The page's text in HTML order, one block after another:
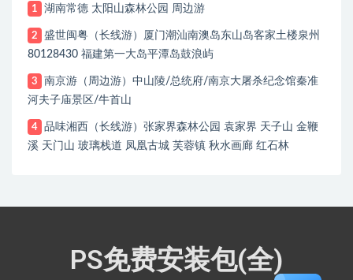
1 湖南常德 太阳山森林公园 周边游
2
盛世闽粤（长线游）厦门潮汕南澳岛东山岛客家土楼泉州
80128430 福建第一大岛平潭岛鼓浪屿
3
南京游（周边游）中山陵/总统府/南京大屠杀纪念馆秦准
河夫子庙景区/牛首山
4
品味湘西（长线游）张家界森林公园 袁家界 天子山 金鞭
溪 天门山 玻璃栈道 凤凰古城 芙蓉镇 秋水画廊 红石林
PS免费安装包(全)